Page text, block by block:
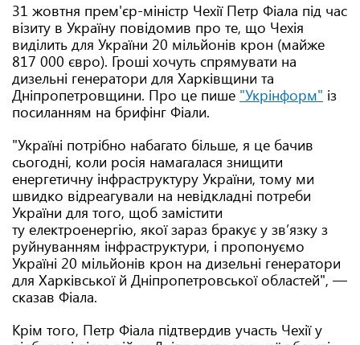
31 жовтня прем'єр-міністр Чехії Петр Фіала під час
візиту в Україну повідомив про те, що Чехія
виділить для України 20 мільйонів крон (майже
817 000 євро). Гроші хочуть спрямувати на
дизельні генератори для Харківщини та
Дніпропетровщини. Про це пише "Укрінформ" із
посиланням на брифінг Фіали.
"Україні потрібно набагато більше, я це бачив
сьогодні, коли росія намагалася знищити
енергетичну інфраструктуру України, тому ми
швидко відреагували на невідкладні потреби
України для того, щоб замістити
ту електроенергію, якої зараз бракує у звʼязку з
руйнуванням інфраструктури, і пропонуємо
Україні 20 мільйонів крон на дизельні генератори
для Харківської й Дніпропетровської областей", —
сказав Фіала.
Крім того, Петр Фіала підтвердив участь Чехії у